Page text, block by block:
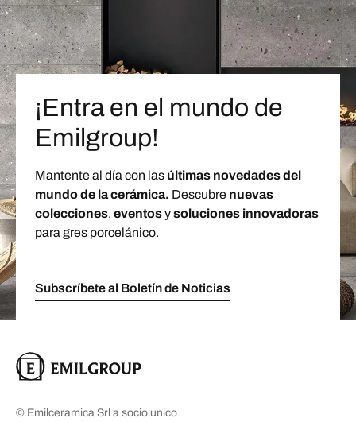
¡Entra en el mundo de
Emilgroup!
Mantente al día con las últimas novedades del
mundo de la cerámica. Descubre nuevas
colecciones, eventosysoluciones innovadoras
para gres porcelánico.
Subscríbete al Boletín de Noticias
© Emilceramica Srl a socio unico